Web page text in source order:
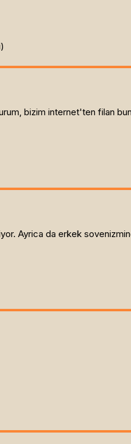
bizim internet'ten filan
Ayrica da erkek